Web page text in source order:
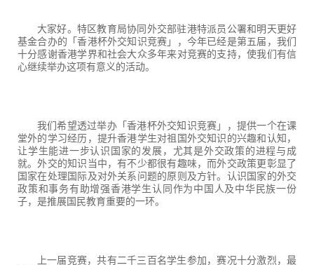
大家好。特区教育局协同外交部驻港特派员公署和明天更好
基金合办的「香港杯外交知识竞赛」，今年已经是第五届，我们
十分感谢香港学界和社会大众多年来对竞赛的支持，使我们有信
心继续举办这项有意义的活动。
我们希望透过举办「香港杯外交知识竞赛」，提供一个在课
堂外的学习经历，提升香港学生对祖国外交知识的兴趣和认知，
让学生能进一步认识国家的发展，尤其是外交政策的进程与成
就。外交的知识当中，有不少都很有趣味，而外交政策更彰显了
国家在处理国际及对外关系问题的原则及方针。认识国家的外交
政策和事务有助增强香港学生认同作为中国人及中华民族一份
子，是推展国民教育重要的一环。
上一届竞赛，共有二千三百名学生参加，赛况十分激烈，最